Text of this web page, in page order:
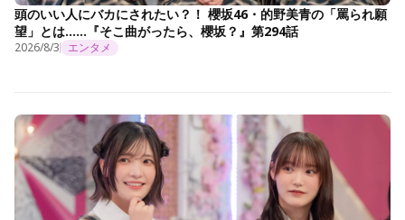
頭のいい人にバカにされたい？！ 櫻坂46・的野美青の「罵られ願
望」とは……『そこ曲がったら、櫻坂？』第294話
2026/8/3 エンタメ